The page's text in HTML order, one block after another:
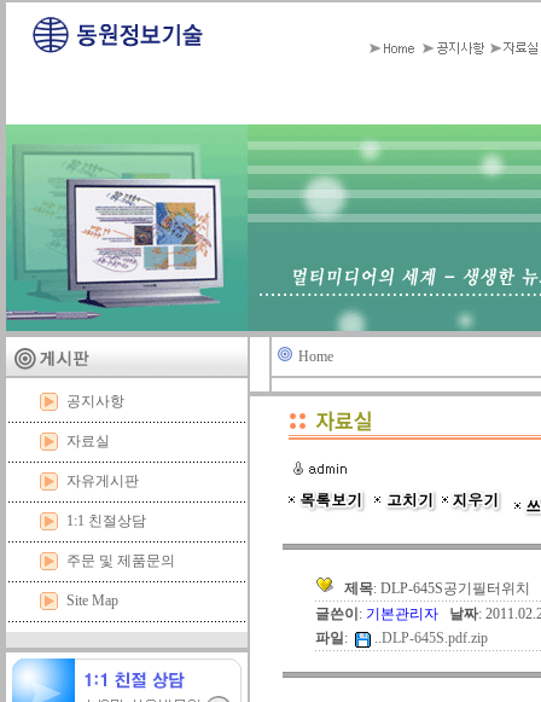
공지사항
자료실
자유게시판
1:1 친절상담
주문 및 제품문의
Site Map
Home
제목: DLP-645S공기필터위치
글쓴이 : 기본관리자 날짜:
파일: ..DLP-645S.pdf.zip